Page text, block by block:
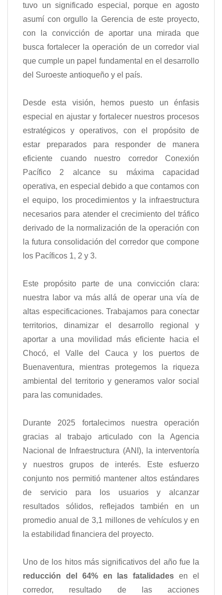
tuvo un significado especial, porque en agosto
asumí con orgullo la Gerencia de este proyecto,
con la convicción de aportar una mirada que
busca fortalecer la operación de un corredor vial
que cumple un papel fundamental en el desarrollo
del Suroeste antioqueño y el país.
Desde esta visión, hemos puesto un énfasis
especial en ajustar y fortalecer nuestros procesos
estratégicos y operativos, con el propósito de
estar preparados para responder de manera
eficiente cuando nuestro corredor Conexión
Pacífico 2 alcance su máxima capacidad
operativa, en especial debido a que contamos con
el equipo, los procedimientos y la infraestructura
necesarios para atender el crecimiento del tráfico
derivado de la normalización de la operación con
la futura consolidación del corredor que compone
los Pacíficos 1, 2 y 3.
Este propósito parte de una convicción clara:
nuestra labor va más allá de operar una vía de
altas especificaciones. Trabajamos para conectar
territorios, dinamizar el desarrollo regional y
aportar a una movilidad más eficiente hacia el
Chocó, el Valle del Cauca y los puertos de
Buenaventura, mientras protegemos la riqueza
ambiental del territorio y generamos valor social
para las comunidades.
Durante 2025 fortalecimos nuestra operación
gracias al trabajo articulado con la Agencia
Nacional de Infraestructura (ANI), la interventoría
y nuestros grupos de interés. Este esfuerzo
conjunto nos permitió mantener altos estándares
de servicio para los usuarios y alcanzar
resultados sólidos, reflejados también en un
promedio anual de 3,1 millones de vehículos y en
la estabilidad financiera del proyecto.
Uno de los hitos más significativos del año fue la
reducción del 64% en las fatalidades en el
corredor, resultado de las acciones